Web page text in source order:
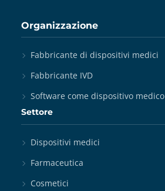
Organizzazione
Fabbricante di dispositivi medici
Fabbricante IVD
Software come dispositivo medico
Settore
Dispositivi medici
Farmaceutica
Cosmetici